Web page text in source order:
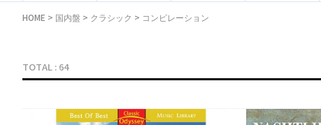
HOME > 国内盤 > クラシック > コンピレーション
TOTAL : 64